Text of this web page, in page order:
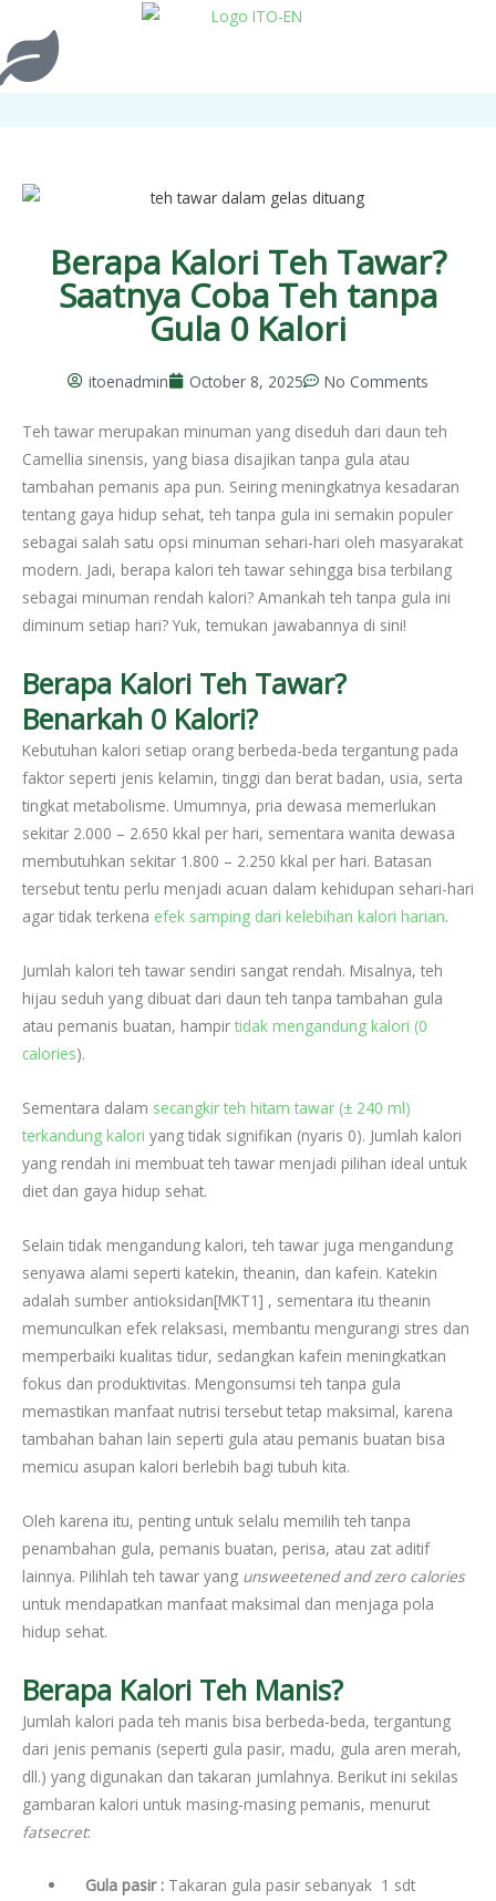
Berapa Kalori Teh Tawar?
Saatnya Coba Teh tanpa
Gula 0 Kalori
itoenadmin October 8, 2025 No Comments
Teh tawar merupakan minuman yang diseduh dari daun teh
Camellia sinensis, yang biasa disajikan tanpa gula atau
tambahan pemanis apa pun. Seiring meningkatnya kesadaran
tentang gaya hidup sehat, teh tanpa gula ini semakin populer
sebagai salah satu opsi minuman sehari-hari oleh masyarakat
modern. Jadi, berapa kalori teh tawar sehingga bisa terbilang
sebagai minuman rendah kalori? Amankah teh tanpa gula ini
diminum setiap hari? Yuk, temukan jawabannya di sini!
Berapa Kalori Teh Tawar?
Benarkah 0 Kalori?
Kebutuhan kalori setiap orang berbeda-beda tergantung pada
faktor seperti jenis kelamin, tinggi dan berat badan, usia, serta
tingkat metabolisme. Umumnya, pria dewasa memerlukan
sekitar 2.000 – 2.650 kkal per hari, sementara wanita dewasa
membutuhkan sekitar 1.800 – 2.250 kkal per hari. Batasan
tersebut tentu perlu menjadi acuan dalam kehidupan sehari-hari
agar tidak terkena efek samping dari kelebihan kalori harian.
Jumlah kalori teh tawar sendiri sangat rendah. Misalnya, teh
hijau seduh yang dibuat dari daun teh tanpa tambahan gula
atau pemanis buatan, hampir tidak mengandung kalori (0
calories).
Sementara dalam secangkir teh hitam tawar (± 240 ml)
terkandung kalori yang tidak signifikan (nyaris 0). Jumlah kalori
yang rendah ini membuat teh tawar menjadi pilihan ideal untuk
diet dan gaya hidup sehat.
Selain tidak mengandung kalori, teh tawar juga mengandung
senyawa alami seperti katekin, theanin, dan kafein. Katekin
adalah sumber antioksidan[MKT1] , sementara itu theanin
memunculkan efek relaksasi, membantu mengurangi stres dan
memperbaiki kualitas tidur, sedangkan kafein meningkatkan
fokus dan produktivitas. Mengonsumsi teh tanpa gula
memastikan manfaat nutrisi tersebut tetap maksimal, karena
tambahan bahan lain seperti gula atau pemanis buatan bisa
memicu asupan kalori berlebih bagi tubuh kita.
Oleh karena itu, penting untuk selalu memilih teh tanpa
penambahan gula, pemanis buatan, perisa, atau zat aditif
lainnya. Pilihlah teh tawar yang unsweetened and zero calories
untuk mendapatkan manfaat maksimal dan menjaga pola
hidup sehat.
Berapa Kalori Teh Manis?
Jumlah kalori pada teh manis bisa berbeda-beda, tergantung
dari jenis pemanis (seperti gula pasir, madu, gula aren merah,
dll.) yang digunakan dan takaran jumlahnya. Berikut ini sekilas
gambaran kalori untuk masing-masing pemanis, menurut
fatsecret:
Gula pasir : Takaran gula pasir sebanyak 1 sdt